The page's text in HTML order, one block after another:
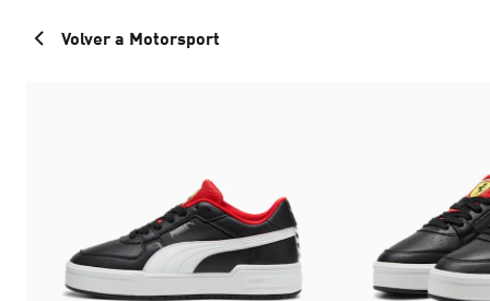
Volver a Motorsport